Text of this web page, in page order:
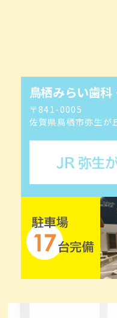
鳥栖みらい歯
〒841-0005
佐賀県鳥栖市弥生が